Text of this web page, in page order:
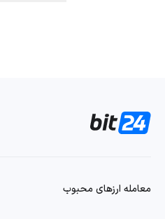
در این نوع تحلیل، تمرکز اصلی ما بر
برخی از موارد مورد بررسی در این نوع
معامله ارزهای محبوب